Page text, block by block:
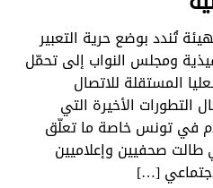
في، 25 ماي 2023 الهيئة تُندد بوضع حرية التعبير
ومجلس النواب إلى تحمّل
المستقلة للاتصال
الأخيرة التي
في تونس خاصة ما تعلّق
طالت صحفيين وإعلاميين
[…]